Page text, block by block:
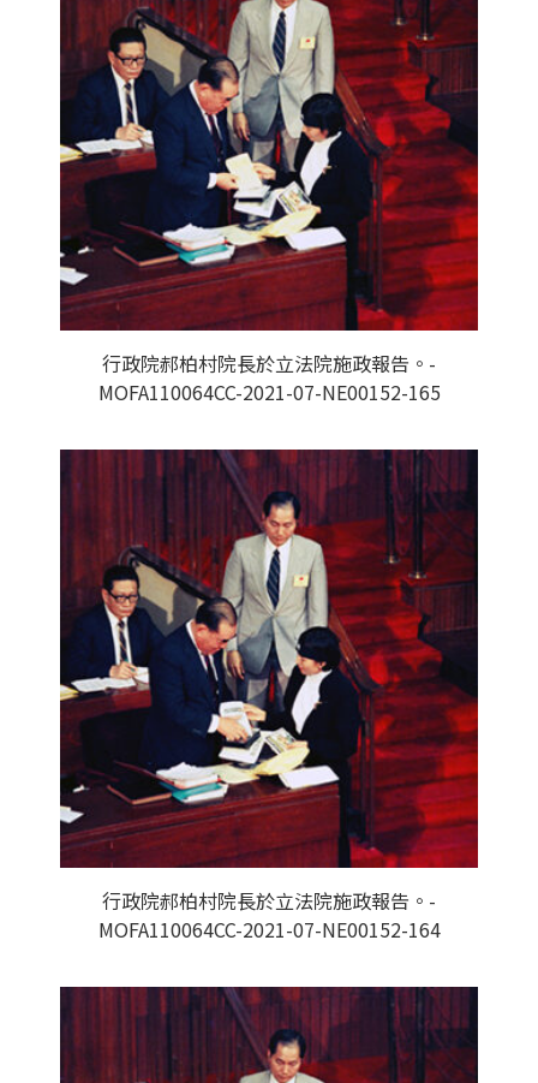
行政院郝柏村院長於立法院施政報告。-
MOFA110064CC-2021-07-NE00152-165
行政院郝柏村院長於立法院施政報告。-
MOFA110064CC-2021-07-NE00152-164